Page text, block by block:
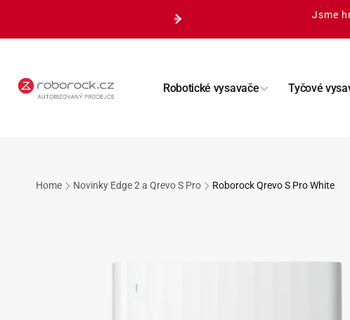
Jsme
Robotické vysavače Tyčové
Home Novinky Edge 2 a Qrevo S Pro Roborock Qrevo S Pro White